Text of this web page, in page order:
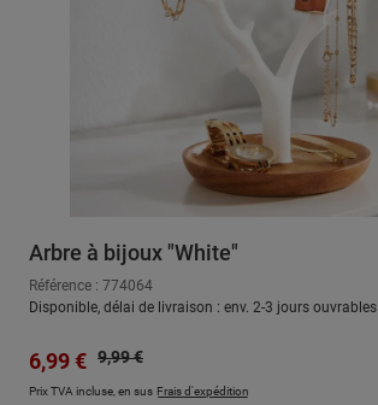
Arbre à bijoux "White"
Référence : 774064
Disponible, délai de livraison : env. 2-3 jours ouvrables
Prix de vente :
6,99 € Prix régulier :
9,99 €
Prix TVA incluse, en sus Frais d'expédition